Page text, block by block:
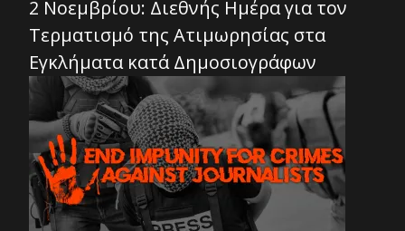
2 Νοεμβρίου: Διεθνής Ημέρα για τον
Τερματισμό της Ατιμωρησίας στα
Εγκλήματα κατά Δημοσιογράφων